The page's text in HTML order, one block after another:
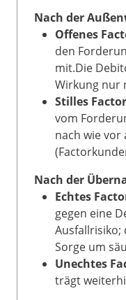
Nach der
Offenes
den
mit.Die
Wirkung nur
Stilles
vom
nach wie vor
Nach der
Echtes
gegen eine
Ausfallrisiko;
Sorge um
Unechtes
trägt